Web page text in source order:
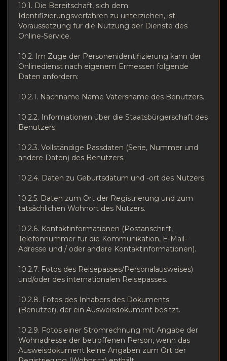
10.1. Die Bereitschaft, sich dem
Identifizierungsverfahren zu unterziehen, ist
Voraussetzung für die Nutzung der Dienste des
Online-Service.
10.2. Im Zuge der Personenidentifizierung kann der
Onlinedienst nach eigenem Ermessen folgende
Daten anfordern:
10.2.1. Nachname Name Vatersname des Benutzers.
10.2.2. Informationen über die Staatsbürgerschaft des
Benutzers.
10.2.3. Vollständige Passdaten (Serie, Nummer und
andere Daten) des Benutzers.
10.2.4. Daten zu Geburtsdatum und -ort des Nutzers.
10.2.5. Daten zum Ort der Registrierung und zum
tatsächlichen Wohnort des Nutzers.
10.2.6. Kontaktinformationen (Postanschrift,
Telefonnummer für die Kommunikation, E-Mail-
Adresse und / oder andere Kontaktinformationen).
10.2.7. Fotos des Reisepasses/Personalausweises)
und/oder des internationalen Reisepasses.
10.2.8. Fotos des Inhabers des Dokuments
(Benutzer), der ein Ausweisdokument besitzt.
10.2.9. Fotos einer Stromrechnung mit Angabe der
Wohnadresse der betroffenen Person, wenn das
Ausweisdokument keine Angaben zum Ort der